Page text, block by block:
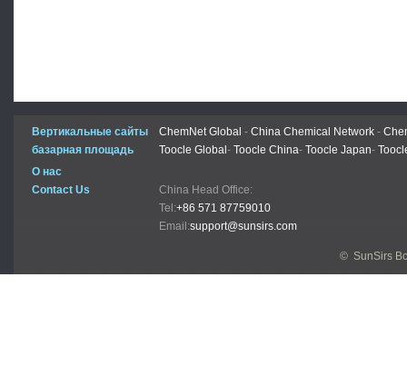
Вертикальные сайты ChemNet Global - China Chemical Network -
базарная площадь
Toocle Global - Toocle China- Toocle Japan-
О нас
Contact Us
China Head Office:
Tel:+86 571 87759010
Email:support@sunsirs.com
© SunSirs